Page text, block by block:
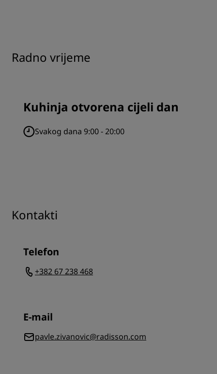
Radno vrijeme
Kuhinja otvorena cijeli dan
Svakog dana 9:00 - 20:00
Kontakti
Telefon
+382 67 238 468
E-mail
pavle.zivanovic@radisson.com